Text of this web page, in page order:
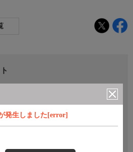
発生しました[error]
オプションチャンネル(有料)のご契約が